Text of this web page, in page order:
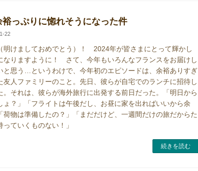
裕っぷりに惚れそうになった件
22
明けましておめでとう）！ 2024年が皆さまにとって輝かし
なりますように！ さて、今年もいろんなフランスをお届けし
と思う…というわけで、今年初のエピソードは、余裕ありすぎ
友人ファミリーのこと。先日、彼らが自宅でのランチに招待し
。それは、彼らが海外旅行に出発する前日だった。「明日から
ょ？」「フライトは午後だし、お昼に家を出ればいいから余
荷物は準備したの？」「まだだけど、一週間だけの旅だからた
っていくものない！」
続きを読む